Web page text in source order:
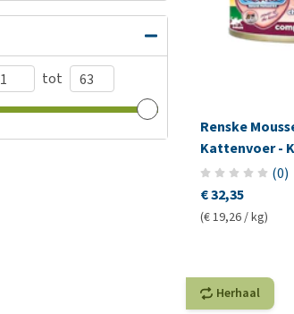
tot
Renske
Kattenvoer -
(0)
€ 32,35
(€ 19,26 / kg)
Herhaal